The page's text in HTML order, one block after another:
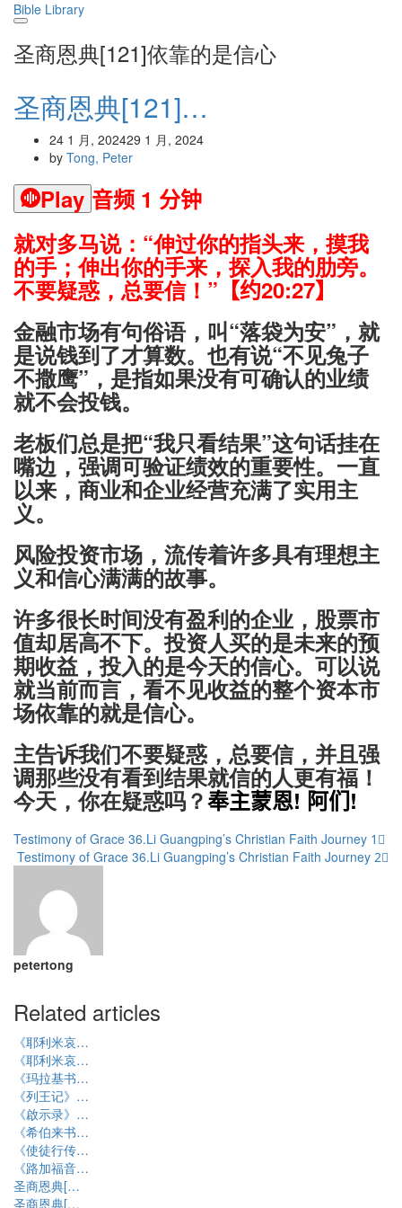
Skip
content
Bible Library
圣商恩典[121]依靠的是信心
圣商恩典[121]…
24 1 月, 202429 1 月, 2024
by Tong, Peter
Play 音频 1 分钟
就对多马说：“伸过你的指头来，摸我
的手；伸出你的手来，探入我的肋旁。
不要疑惑，总要信！” 【约20:27】
金融市场有句俗语，叫“落袋为安”，就
是说钱到了才算数。也有说“不见兔子
不撒鹰”，是指如果没有可确认的业绩
就不会投钱。
老板们总是把“我只看结果”这句话挂在
嘴边，强调可验证绩效的重要性。一直
以来，商业和企业经营充满了实用主
义。
风险投资市场，流传着许多具有理想主
义和信心满满的故事。
许多很长时间没有盈利的企业，股票市
值却居高不下。投资人买的是未来的预
期收益，投入的是今天的信心。可以说
就当前而言，看不见收益的整个资本市
场依靠的就是信心。
主告诉我们不要疑惑，总要信，并且强
调那些没有看到结果就信的人更有福！
今天，你在疑惑吗？奉主蒙恩! 阿们!
Testimony of Grace 36.Li Guangping’s Christian Faith Journey️ 1⃣
Testimony of Grace 36.Li Guangping’s Christian Faith Journey️ 2⃣
petertong
Related articles
《耶利米哀…
《耶利米哀…
《玛拉基书…
《列王记》…
《啟示录》…
《希伯来书…
《使徒行传…
《路加福音…
圣商恩典[…
圣商恩典[…